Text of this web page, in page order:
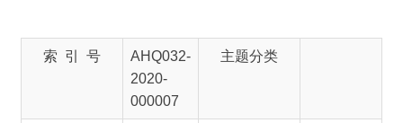
发布机构
文化体育
广播电视
和旅游局
发布日期
2020-04-